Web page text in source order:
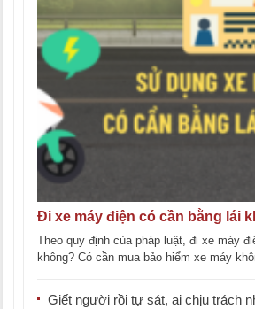
Đi xe máy điện có cần bằng lái
Theo quy định của pháp luật, đi xe máy
không? Có cần mua bảo hiểm xe máy
Giết người rồi tự sát, ai chịu trách